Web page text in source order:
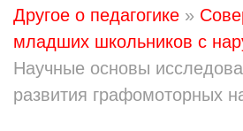
Другое о педагогике »
младших школьников с
Научные основы
развития графомоторных